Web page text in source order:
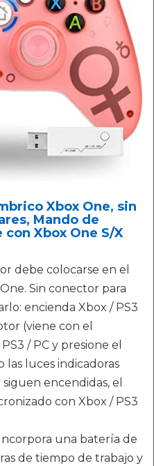
Xbox One, sin
Mando de
Xbox One S/X
debe colocarse en el
Sin conector para
encienda Xbox / PS3
(viene con el
/ PC y presione el
las luces indicadoras
encendidas, el
con Xbox / PS3
una batería de
de tiempo de trabajo y